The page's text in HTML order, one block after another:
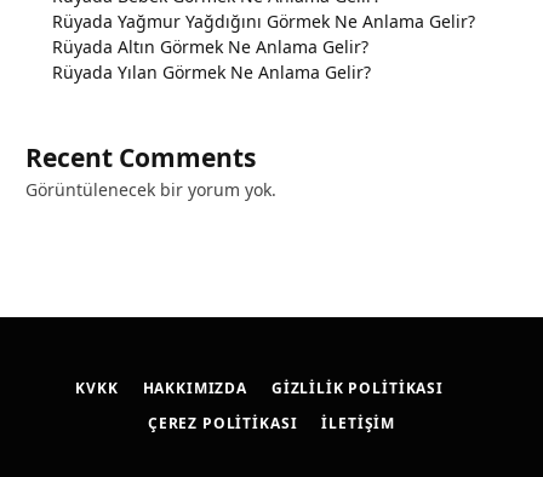
Rüyada Yağmur Yağdığını Görmek Ne Anlama Gelir?
Rüyada Altın Görmek Ne Anlama Gelir?
Rüyada Yılan Görmek Ne Anlama Gelir?
Recent Comments
Görüntülenecek bir yorum yok.
KVKK HAKKIMIZDA
GIZLILIK POLITIKASI
ÇEREZ POLITIKASI
İLETIŞIM